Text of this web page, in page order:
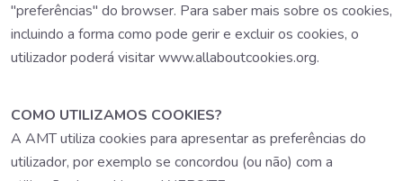
"preferências" do browser. Para saber mais sobre os cookies,
incluindo a forma como pode gerir e excluir os cookies, o
utilizador poderá visitar www.allaboutcookies.org.
COMO UTILIZAMOS COOKIES?
A AMT utiliza cookies para apresentar as preferências do
utilizador, por exemplo se concordou (ou não) com a